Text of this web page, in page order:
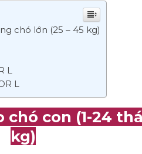
chó lớn (25 – 45 kg)
L
L
con (1-24
kg)